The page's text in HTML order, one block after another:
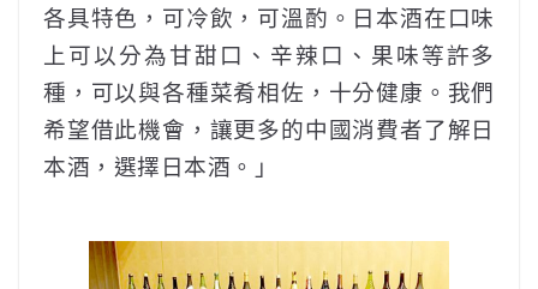
各具特色，可冷飲，可溫酌。日本酒在口味
上可以分為甘甜口、辛辣口、果味等許多
種，可以與各種菜肴相佐，十分健康。我們
希望借此機會，讓更多的中國消費者了解日
本酒，選擇日本酒。」